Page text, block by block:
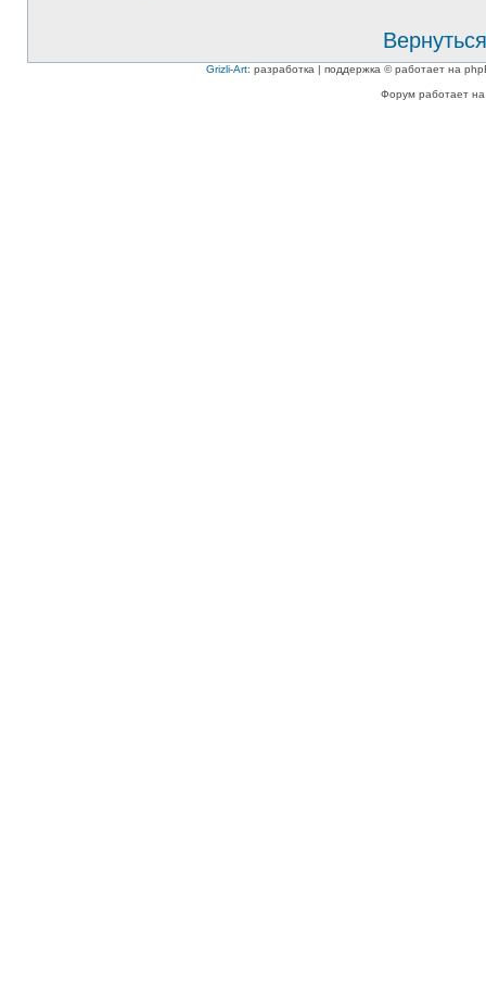
Grizli-Art: разработка | поддержка © работает на
Форум работает